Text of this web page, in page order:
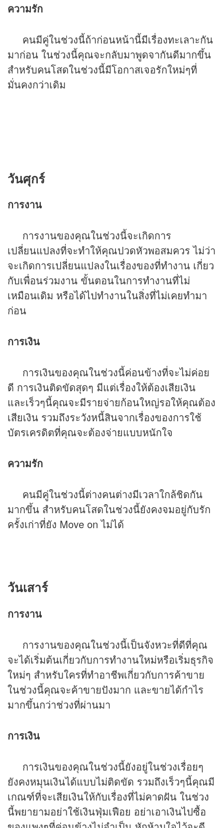
ความรัก
คนมีคู่ในช่วงนี้ถ้าก่อนหน้านี้มีเรื่องทะเลาะกัน
มาก่อน ในช่วงนี้คุณจะกลับมาพูดจากันดีมากขึ้น
สำหรับคนโสดในช่วงนี้มีโอกาสเจอรักใหม่ๆที่
มั่นคงกว่าเดิม
วันศุกร์
การงาน
การงานของคุณในช่วงนี้จะเกิดการ
เปลี่ยนแปลงที่จะทำให้คุณปวดหัวพอสมควร ไม่ว่า
จะเกิดการเปลี่ยนแปลงในเรื่องของที่ทำงาน เกี่ยว
กับเพื่อนร่วมงาน ขั้นตอนในการทำงานที่ไม่
เหมือนเดิม หรือได้ไปทำงานในสิ่งที่ไม่เคยทำมา
ก่อน
การเงิน
การเงินของคุณในช่วงนี้ค่อนข้างที่จะไม่ค่อย
ดี การเงินติดขัดสุดๆ มีแต่เรื่องให้ต้องเสียเงิน
และเร็วๆนี้คุณจะมีรายจ่ายก้อนใหญ่รอให้คุณต้อง
เสียเงิน รวมถึงระวังหนี้สินจากเรื่องของการใช้
บัตรเครดิตที่คุณจะต้องจ่ายแบบหนักใจ
ความรัก
คนมีคู่ในช่วงนี้ต่างคนต่างมีเวลาใกล้ชิดกัน
มากขึ้น สำหรับคนโสดในช่วงนี้ยังคงจมอยู่กับรัก
ครั้งเก่าที่ยัง Move on ไม่ได้
วันเสาร์
การงาน
การงานของคุณในช่วงนี้เป็นจังหวะที่ดีที่คุณ
จะได้เริ่มต้นเกี่ยวกับการทำงานใหม่หรือเริ่มธุรกิจ
ใหม่ๆ สำหรับใครที่ทำอาชีพเกี่ยวกับการค้าขาย
ในช่วงนี้คุณจะค้าขายปังมาก และขายได้กำไร
มากขึ้นกว่าช่วงที่ผ่านมา
การเงิน
การเงินของคุณในช่วงนี้ยังอยู่ในช่วงเรื่อยๆ
ยังคงหมุนเงินได้แบบไม่ติดขัด รวมถึงเร็วๆนี้คุณมี
เกณฑ์ที่จะเสียเงินให้กับเรื่องที่ไม่คาดฝัน ในช่วง
นี้พยายามอย่าใช้เงินฟุ่มเฟือย อย่าเอาเงินไปซื้อ